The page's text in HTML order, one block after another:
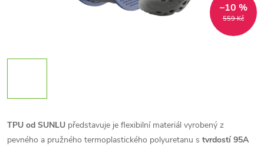
559 Kč
–10 %
TPU od SUNLU představuje je flexibilní materiál vyrobený z
pevného a pružného termoplastického polyuretanu s tvrdostí 95A